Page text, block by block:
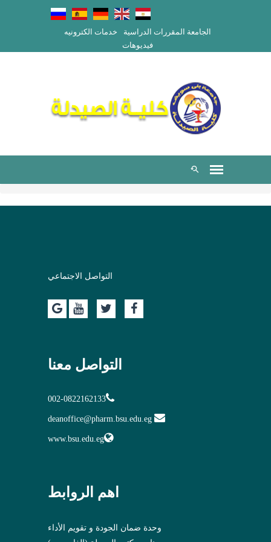
الجامعة المقررات الدراسية
خدمات الكترونيه
فيديوهات
التواصل الاجتماعي
التواصل معنا
002-0822162133
www.bsu.edu.eg
اهم الروابط
وحدة ضمان الجودة و تقويم الأداء